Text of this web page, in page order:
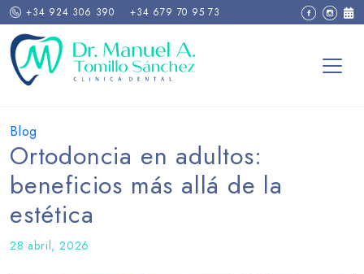
+34 924 306 390 +34 679 70 95 73
Blog
Ortodoncia en adultos:
beneficios más allá de la
estética
28 abril, 2026